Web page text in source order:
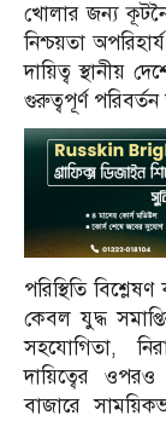
খোলার জন্য
নিশ্চয়তা
দায়িত্ব স্থানীয়
গুরুত্বপূর্ণ
পরিস্থিতি
কেবল যুদ্ধ
সহযোগিতা,
দায়িত্বের ওপরও
বাজারে